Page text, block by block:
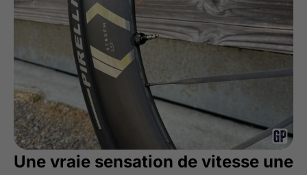
Une vraie sensation de vitesse une